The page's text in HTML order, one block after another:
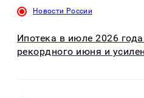
Новости России
Ипотека в июле 2026
рекордного июня и